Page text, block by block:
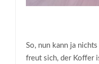
So, nun kann ja
freut sich, der Koffer